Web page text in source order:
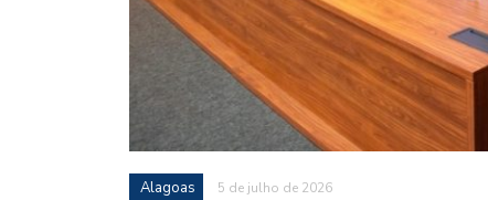
Alagoas 5 de julho de 2026